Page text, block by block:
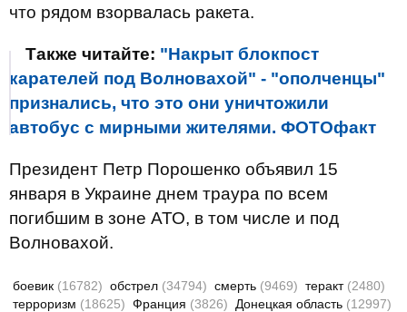
что рядом взорвалась ракета.
Также читайте: "Накрыт блокпост
карателей под Волновахой" - "ополченцы"
признались, что это они уничтожили
автобус с мирными жителями. ФОТОфакт
Президент Петр Порошенко объявил 15
января в Украине днем траура по всем
погибшим в зоне АТО, в том числе и под
Волновахой.
боевик (16782) обстрел (34794) смерть (9469) теракт (2480)
терроризм (18625) Франция (3826) Донецкая область (12997)